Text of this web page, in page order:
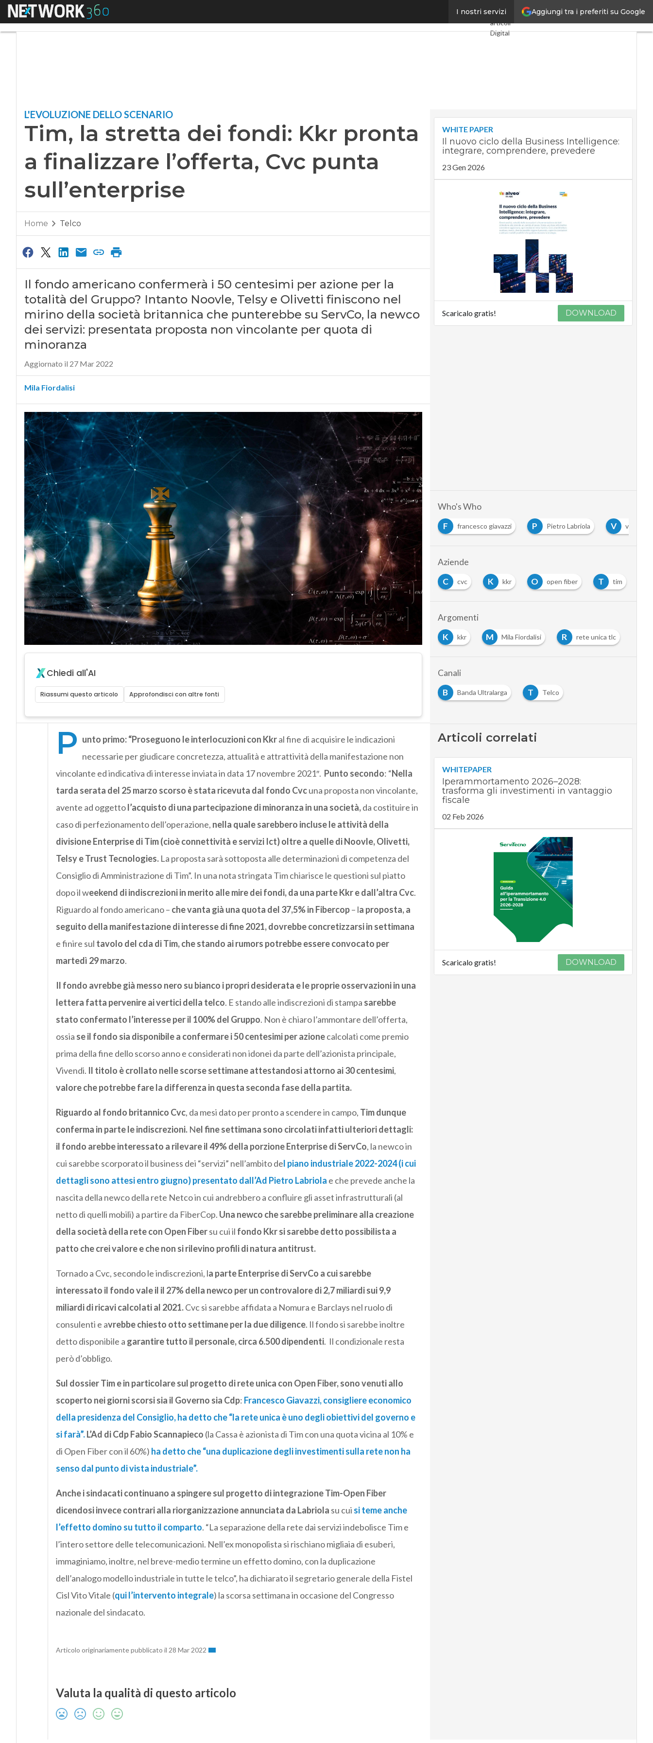
Aggiungi tra i preferiti su Google
I nostri servizi
Menu Tim, la stretta dei fondi: Kkr pronta a finalizzare l’offerta, Cvc punta sull’enterpriseUltimi
articoli
Digital
Intelligenza
artificiale
Videointerviste
Podcast
Privacy
L'EVOLUZIONE DELLO SCENARIO
Tim, la stretta dei fondi: Kkr pronta
a finalizzare l’offerta, Cvc punta
sull’enterprise
Home Telco
Il fondo americano confermerà i 50 centesimi per azione per la
totalità del Gruppo? Intanto Noovle, Telsy e Olivetti finiscono nel
mirino della società britannica che punterebbe su ServCo, la newco
dei servizi: presentata proposta non vincolante per quota di
minoranza
Aggiornato il 27 Mar 2022
Mila Fiordalisi
Chiedi all'AI
Riassumi questo articolo Approfondisci con altre fonti
P unto primo: “Proseguono le interlocuzioni con Kkral fine di acquisire le indicazioni
necessarie per giudicare concretezza, attualità e attrattività della manifestazione non
vincolante ed indicativa di interesse inviata in data 17 novembre 2021″. Punto secondo: “Nella
tarda serata del 25 marzo scorso è stata ricevuta dal fondo Cvcuna proposta non vincolante,
avente ad oggettol’acquisto di una partecipazione di minoranza in una società,da costituire in
caso di perfezionamento dell’operazione, nella quale sarebbero incluse le attività della
divisione Enterprise di Tim (cioè connettività e servizi Ict) oltre a quelle di Noovle, Olivetti,
Telsy e Trust Tecnologies.La proposta sarà sottoposta alle determinazioni di competenza del
Consiglio di Amministrazione di Tim”. In una nota stringata Tim chiarisce le questioni sul piatto
dopo il weekend diindiscrezioni in merito alle mire dei fondi, da una parte Kkr e dall’altra Cvc.
Riguardo al fondo americano – che vanta già una quota del 37,5% in Fibercop– la proposta, a
seguito della manifestazione di interesse di fine 2021, dovrebbe concretizzarsi in settimana
e finire sul tavolo del cda di Tim, che stando ai rumors potrebbe essere convocato per
martedì 29 marzo.
Il fondo avrebbe già messo nero su bianco i propri desiderata e le proprie osservazioni in una
lettera fatta pervenire ai vertici della telco. E stando alle indiscrezioni di stampa sarebbe
stato confermato l’interesse per il 100% del Gruppo. Non è chiaro l’ammontare dell’offerta,
ossia se il fondo sia disponibile a confermare i 50 centesimi per azionecalcolati come premio
prima della fine dello scorso anno e considerati non idonei da parte dell’azionista principale,
Vivendi. Il titolo è crollato nelle scorse settimane attestandosi attorno ai 30 centesimi,
valore che potrebbe fare la differenza in questa seconda fase della partita.
Riguardo al fondo britannico Cvc, da mesi dato per pronto a scendere in campo, Tim dunque
conferma in parte le indiscrezioni. Nel fine settimana sono circolati infatti ulteriori dettagli:
il fondo arebbe interessato a rilevare il 49% della porzione Enterprise di ServCo, la newco in
cui sarebbe scorporato il business dei “servizi” nell’ambito del piano industriale 2022-2024 (i cui
dettagli sono attesi entro giugno) presentato dall’Ad Pietro Labriola e che prevede anche la
nascita della newco della rete Netco in cui andrebbero a confluire gli asset infrastrutturali (al
netto di quelli mobili) a partire da FiberCop. Una newco che sarebbe preliminare alla creazione
della società della rete con Open Fibersu cui il fondo Kkr si sarebbe detto possibilista a
patto che crei valore e che non si rilevino profili di natura antitrust.
Tornado a Cvc, secondo le indiscrezioni, la parte Enterprise di ServCo a cui sarebbe
interessato il fondo vale il il 27% della newco per un controvalore di 2,7 miliardi sui 9,9
miliardi di ricavi calcolati al 2021.Cvc si sarebbe affidata a Nomura e Barclays nel ruolo di
consulenti e avrebbe chiesto otto settimane per la due diligence. Il fondo si sarebbe inoltre
detto disponibile a garantire tutto il personale, circa 6.500 dipendenti. Il condizionale resta
però d’obbligo.
Sul dossier Tim e in particolare sul progetto di rete unica con Open Fiber, sono venuti allo
scoperto nei giorni scorsi sia il Governo sia Cdp: Francesco Giavazzi, consigliere economico
della presidenza del Consiglio, ha detto che “la rete unica è uno degli obiettivi del governo e
si farà”. L’Ad di Cdp Fabio Scannapieco (la Cassa è azionista di Tim con una quota vicina al 10% e
di Open Fiber con il 60%) ha detto che “una duplicazione degli investimenti sulla rete non ha
senso dal punto di vista industriale”.
Anche i sindacati continuano a spingere sul progetto di integrazione Tim-Open Fiber
dicendosi invece contrari alla riorganizzazione annunciata da Labriola su cui si teme anche
l’effetto domino su tutto il comparto. “La separazione della rete dai servizi indebolisce Tim e
l’intero settore delle telecomunicazioni. Nell’ex monopolista si rischiano migliaia di esuberi,
immaginiamo, inoltre, nel breve-medio termine un effetto domino, con la duplicazione
dell’analogo modello industriale in tutte le telco”, ha dichiarato il segretario generale della Fistel
Cisl Vito Vitale (qui l’intervento integrale) la scorsa settimana in occasione del Congresso
nazionale del sindacato.
Articolo originariamente pubblicato il 28 Mar 2022
Valuta la qualità di questo articolo
WHITE PAPER
Il nuovo ciclo della Business Intelligence:
integrare, comprendere, prevedere
23 Gen 2026
Scaricalo gratis! DOWNLOAD
Who's Who
D
dario scannapieco F francesco giavazzi P Pietro Labriola V vito
Aziende
C
cdp C cvc K kkr O open fiber T tim
Argomenti
B
banda ultralarga K kkr M Mila Fiordalisi R rete unica tlc
Canali
B
Banda Ultralarga T Telco
Articoli correlati
WHITEPAPER
Iperammortamento 2026–2028:
trasforma gli investimenti in vantaggio
fiscale
02 Feb 2026
Scaricalo gratis! DOWNLOAD